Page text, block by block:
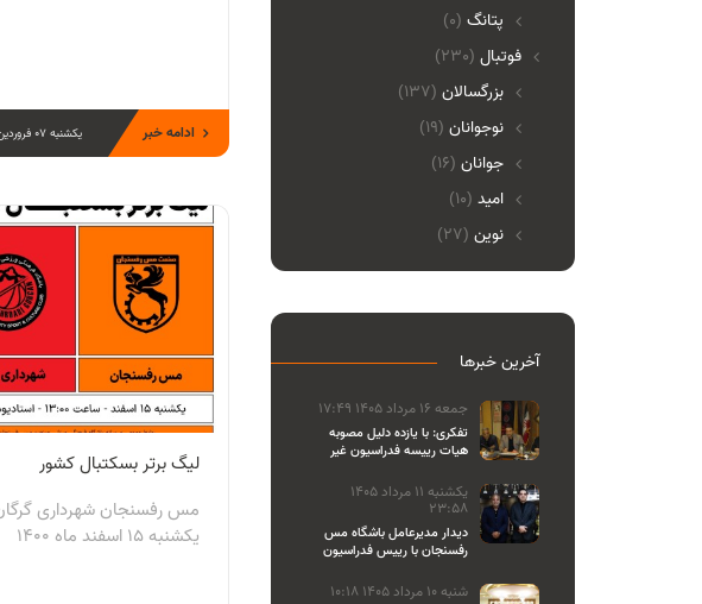
یکشنبه 07 فروردین 1401 22:18 ادامه خبر
لیگ برتر بسکتبال کشور
مس رفسنجان شهرداری
یکشنبه 15 اسفند ماه 1400
پتانگ (0)
(230) فوتبال
بزرگسالان (137)
نوجوانان (19)
جوانان (16)
امید (10)
نوین (27)
آخرین خبرها
جمعه 16 مرداد 1405 17:49
تفکری: با یازده دلیل مصوبه
هیات رییسه فدراسیون غیر
یکشنبه 11 مرداد 1405
23:58
دیدار مدیرعامل باشگاه مس
رفسنجان با رییس فدراسیون
شنبه 10 مرداد 1405 10:18